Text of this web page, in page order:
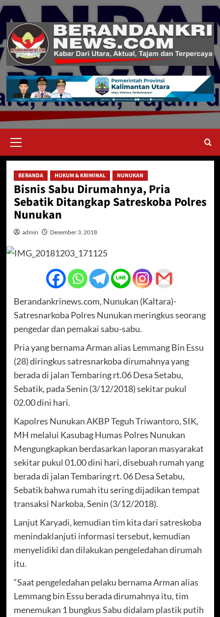
Skip
content
Menu
BERANDA HUKUM & KRIMINAL NUNUKAN
Bisnis Sabu Dirumahnya, Pria
Sebatik Ditangkap Satreskoba Polres
Nunukan
admin Desember 3, 2018
Berandankrinews.com, Nunukan (Kaltara)-
Satresnarkoba Polres Nunukan meringkus seorang
pengedar dan pemakai sabu-sabu.
Pria yang bernama Arman alias Lemmang Bin Essu
(28) diringkus satresnarkoba dirumahnya yang
berada di jalan Tembaring rt.06 Desa Setabu,
Sebatik, pada Senin (3/12/2018) sekitar pukul
02.00 dini hari.
Kapolres Nunukan AKBP Teguh Triwantoro, SIK,
MH melalui Kasubag Humas Polres Nunukan
Mengungkapkan berdasarkan laporan masyarakat
sekitar pukul 01.00 dini hari, disebuah rumah yang
berada di jalan Tembaring rt. 06 Desa Setabu,
Sebatik bahwa rumah itu sering dijadikan tempat
transaksi Narkoba, Senin (3/12/2018).
Lanjut Karyadi, kemudian tim kita dari satreskoba
menindaklanjuti informasi tersebut, kemudian
menyelidiki dan dilakukan pengeledahan dirumah
itu.
“Saat pengeledahan pelaku bernama Arman alias
Lemmang bin Essu berada dirumahnya itu, tim
menemukan 1 bungkus Sabu didalam plastik putih